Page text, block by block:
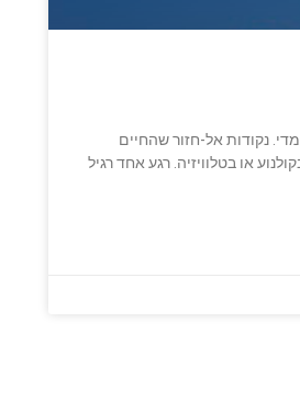
שבהם זה כבר מאוחר מדי. נקודות אל-חזור שהחיים
או בטלוויזיה. רגע אחד רגיל